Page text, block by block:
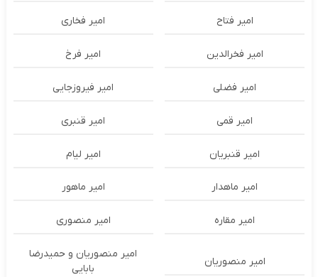
امیر فتاح امیر فخاری
امیر فخرالدین امیر فرخ
امیر فضلی امیر فیروزجایی
امیر قمی امیر قنبری
امیر قنبریان امیر لیام
امیر ماهدار امیر ماهور
امیر مقاره امیر منصوری
امیر منصوریان
امیر منصوریان و حمیدرضا
بابایی